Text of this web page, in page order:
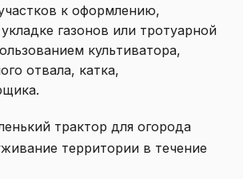
к оформлению,
газонов или тротуарной
культиватора,
отвала, катка,
трактор для огорода
территории в течение